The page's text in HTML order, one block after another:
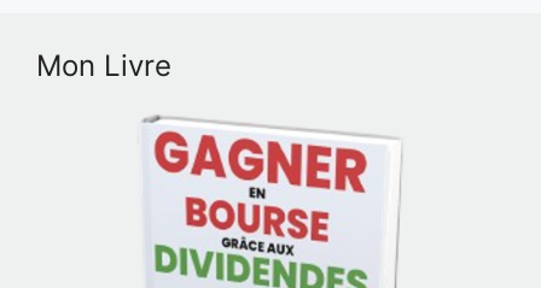
Mon Livre